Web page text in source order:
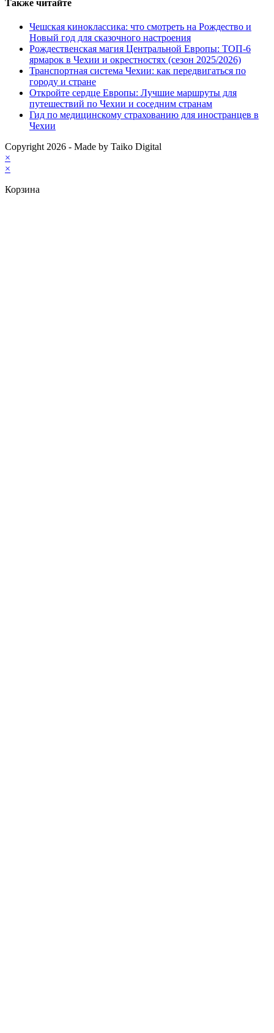
Также читайте
Чешская киноклассика: что смотреть на Рождество и
Новый год для сказочного настроения
Рождественская магия Центральной Европы: ТОП-6
ярмарок в Чехии и окрестностях (сезон 2025/2026)
Транспортная система Чехии: как передвигаться по
городу и стране
Откройте сердце Европы: Лучшие маршруты для
путешествий по Чехии и соседним странам
Гид по медицинскому страхованию для иностранцев в
Чехии
Copyright 2026 - Made by Taiko Digital
×
×
Корзина